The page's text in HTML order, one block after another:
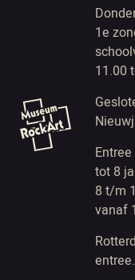
1e
11.00
Entree
tot 8
8 t/m
vanaf
entree.